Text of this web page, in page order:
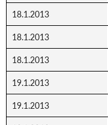
18.1.2013
18.1.2013
18.1.2013
19.1.2013
19.1.2013